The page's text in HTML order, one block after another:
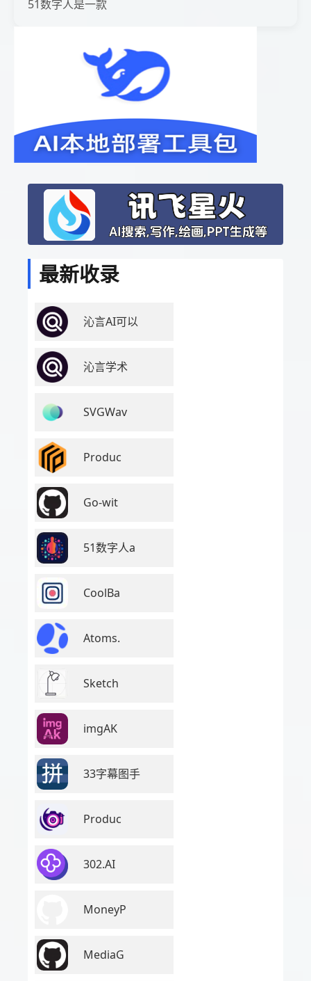
51数字人是一款
最新收录
沁言AI可以
沁言学术
SVGWav
Produc
Go-wit
51数字人a
CoolBa
Atoms.
Sketch
imgAK
33字幕图手
Produc
302.AI
MoneyP
MediaG